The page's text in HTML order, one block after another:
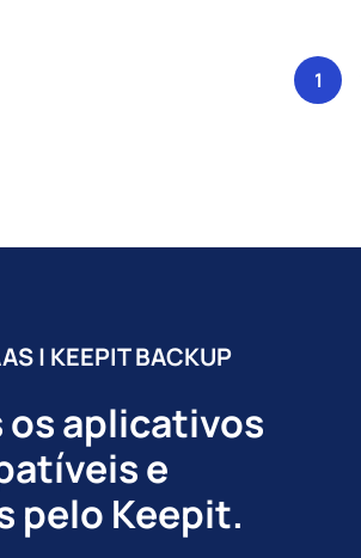
1
| KEEPIT BACKUP
os aplicativos
e
pelo Keepit.